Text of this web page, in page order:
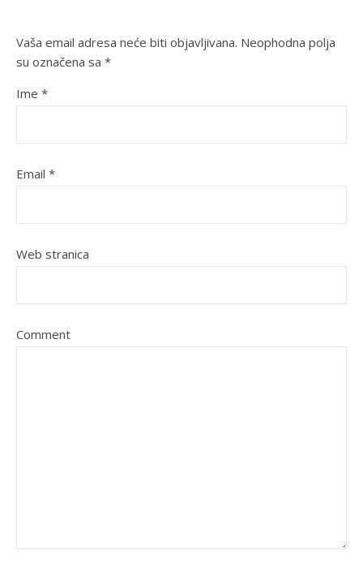
Vaša email adresa neće biti objavljivana. Neophodna polja
su označena sa *
Ime *
Email *
Web stranica
Comment